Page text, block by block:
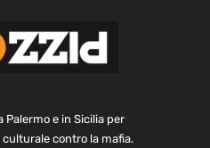
Palermo e in Sicilia per
contro la mafia.